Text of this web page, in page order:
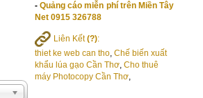
-Quảng cáo miễn phí trên Miền Tây
Net 0915 326788
Liên Kết(?):
thiet ke web can tho, Chế biến xuất
khẩu lúa gạo Cần Thơ, Cho thuê
máy Photocopy Cần Thơ,